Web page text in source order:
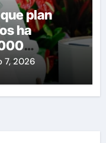
plan
ha
7, 2026